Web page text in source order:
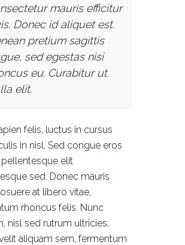
mauris efficitur
Donec id aliquet est.
pretium sagittis
sed egestas nisi
eu. Curabitur ut
elit.
felis, luctus in cursus
in nisl. Sed congue eros
pellentesque elit
sed. Donec mauris
at libero vitae,
rhoncus felis. Nunc
nisl sed rutrum ultricies,
aliquam sem, fermentum